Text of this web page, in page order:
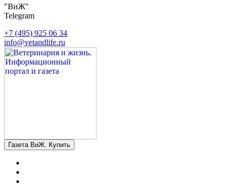
"ВиЖ"
Telegram
+7 (495) 925 06 34
info@vetandlife.ru
Газета ВиЖ. Купить